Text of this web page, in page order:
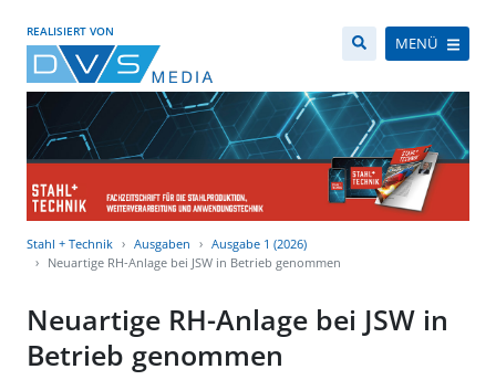
REALISIERT VON
MENÜ
Stahl + Technik Ausgaben
Ausgabe 1 (2026)
Neuartige RH-Anlage bei JSW in Betrieb genommen
Neuartige RH-Anlage bei JSW in
Betrieb genommen